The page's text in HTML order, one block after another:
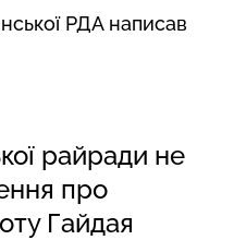
РДА написав
райради не
про
Гайдая